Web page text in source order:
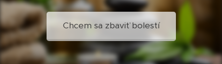
Chcem sa zbaviť bolestí